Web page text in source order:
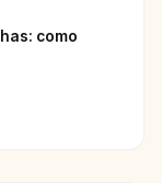
como